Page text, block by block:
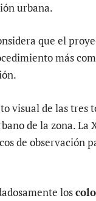
urbana.
que el
más
visual de las tres
de la zona. La
de observación
los